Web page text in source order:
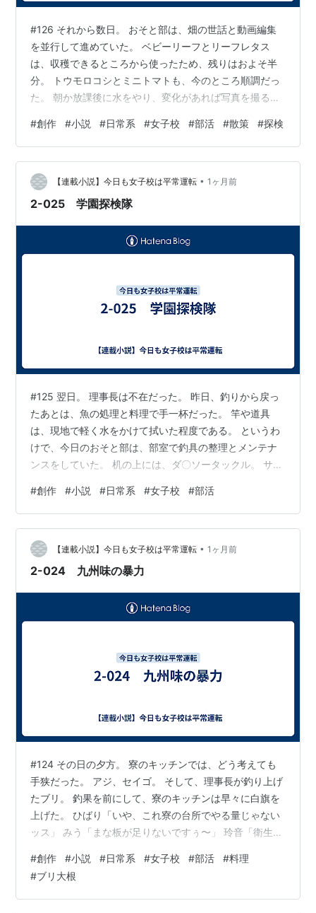
#126 それから数日。 おそと部は、畑の世話と動画編集
を並行して進めていた。 ベビーリーフとリーフレタス
は、収穫できるところから使ったため、残りはおよそ半
分。 トウモロコシとミニトマトも、今のところ順調だっ
た。 朝か放課後に水をやり、変化があれば写真を撮る。
と同じように、様子を見ながら覚えているところだっ
た。 その合間には、珍しい部活を紹介する取材動画の編
集。 さらに、次の散策マップ企画に向けて、学園内の施
設や移動経路の下調べも進めていた。 そして、散策計画
会議の日。 部室の机には、ノートパソコン、学園案内、
#創作 #小説 #日常系 #女子校 #部活 #散策 #探検
【連載小説】今日も女子校は平常運転 • 1ヶ月前
2-025 学園探検隊
#125 翌日。 理事長は不在だった。 昨日、釣りから戻っ
たあとは、魚の処理と料理で手一杯だった。 竿や道具
は、現地で軽く水をかけて拭いた程度である。 というわ
けで、今日のおそと部は、部室で釣具の整理とメンテナ
ンスをしていた。 机の上には、ダ〇ソータックル。 サビ
針。 タオル。 そして、まだ少し海の匂いがするケース
類。 ひばり「昨日、完全に釣りして料理して食って終わ
ったッスもんね」 みう「おなかいっぱいで、道具のこと
忘れてましたぁ〜」 りりあ「ブリさん、おいしかったの
ぉ〜♡」 せいら「ブリ大根じゃなくて、白米誘導装置だ
#創作 #小説 #日常系 #女子校 #部活
【連載小説】今日も女子校は平常運転 • 1ヶ月前
2-024 九州味の暴力
#124 その日の夕方。 寮のキッチンでは、どう考えても
手狭だった。 アジ、セイゴ。 そして、理事長が釣り上げ
たブリ。 釣果を前にして、寮のキッチンは早々に白旗を
上げた。 ひばり「いや、これ寮の台所でやる量じゃない
ッス」 みう「まな板が足りないですぅ〜」 玲音「衛生面
ね」 というわけで。 おそと部一行は、放課後の学校の調
理室に集まっていた。 せいら「……ここに来ると、一年
の時のバレンタインを思い出すわ……」 玲音「……そ、そ
#創作 #小説 #日常系 #女子校 #部活 #料理
#ブリ大根